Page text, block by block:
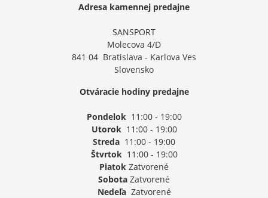
Adresa kamennej predajne
SANSPORT
Molecova 4/D
841 04 Bratislava - Karlova Ves
Slovensko
Otváracie hodiny predajne
Pondelok11:00 - 19:00
Utorok11:00 - 19:00
Streda 11:00 - 19:00
Štvrtok11:00 - 19:00
Piatok Zatvorené
Sobota Zatvorené
NedeľaZatvorené